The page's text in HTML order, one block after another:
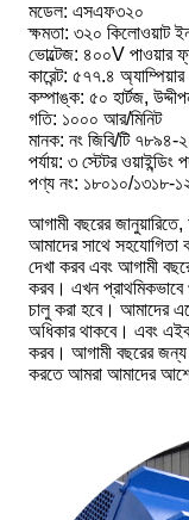
মডেল: এসএফ৩২০
ক্ষমতা: ৩২০ কিলোওয়াট
ভোল্টেজ: ৪০০V পাওয়ার
কারেন্ট: ৫৭৭.৪
কম্পাঙ্ক: ৫০ হার্টজ,
গতি: ১০০০ আর/মিনিট
মানক: নং জিবি/টি ৭৮৯৪-
পর্যায়: ৩ স্টেটর ওয়াইন্ডিং
পণ্য নং: ১৮০১০/১৩১৮-
আগামী বছরের
আমাদের সাথে সহযোগিতা
দেখা করব এবং আগামী
করব। এখন প্রাথমিকভাবে
চালু করা হবে। আমাদের
অধিকার থাকবে। এবং
করব। আগামী বছরের জন্য
করতে আমরা আমাদের